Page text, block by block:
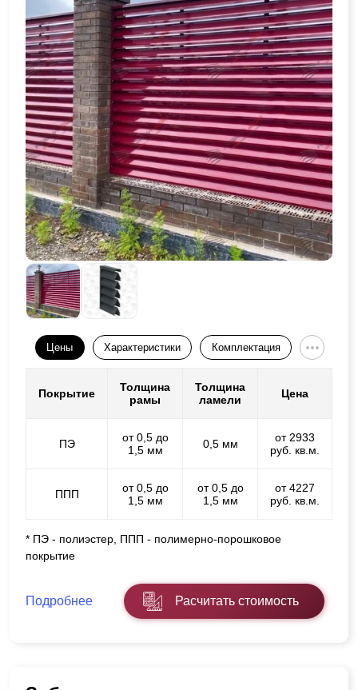
Цены Характеристики Комплектация
Покрытие
Толщина
рамы
Толщина
ламели
Цена
ПЭ
от 0,5 до
1,5 мм
0,5 мм
от 2933
руб. кв.м.
ППП
от 0,5 до
1,5 мм
от 0,5 до
1,5 мм
от 4227
руб. кв.м.
* ПЭ - полиэстер, ППП - полимерно-порошковое
покрытие
Подробнее Расчитать стоимость